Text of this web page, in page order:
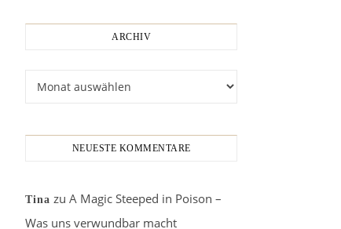
ARCHIV
NEUESTE KOMMENTARE
Tina zu A Magic Steeped in Poison –
Was uns verwundbar macht